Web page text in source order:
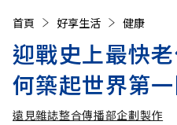
首頁 好享生活 健康
迎戰史上最快
何築起世界第
遠見雜誌整合傳播部企劃製作